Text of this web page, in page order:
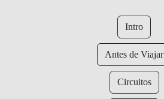
Intro
Antes de Viajar
Circuitos